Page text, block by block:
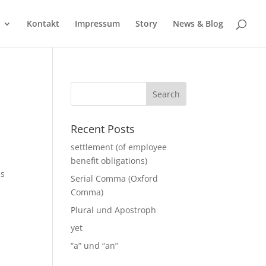
Kontakt Impressum Story News & Blog
Recent Posts
settlement (of employee
benefit obligations)
Serial Comma (Oxford
Comma)
Plural und Apostroph
yet
“a” und “an”